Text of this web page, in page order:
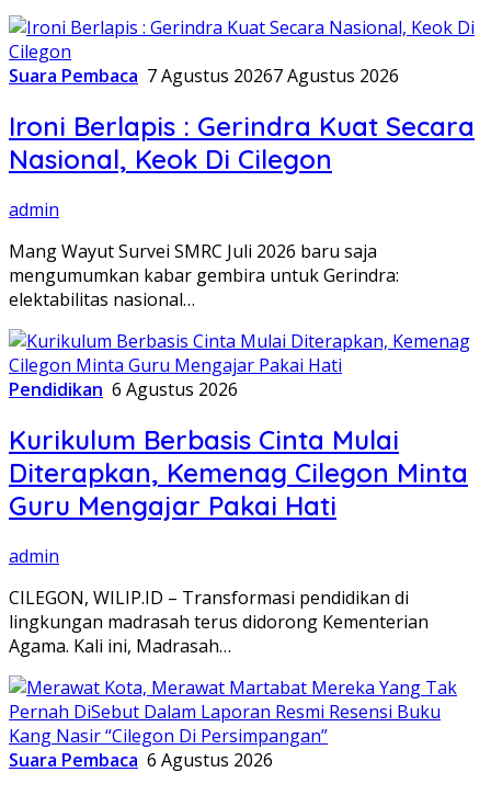
Suara Pembaca 7 Agustus 20267 Agustus 2026
Ironi Berlapis : Gerindra Kuat Secara
Nasional, Keok Di Cilegon
admin
Mang Wayut Survei SMRC Juli 2026 baru saja
mengumumkan kabar gembira untuk Gerindra:
elektabilitas nasional…
Pendidikan 6 Agustus 2026
Kurikulum Berbasis Cinta Mulai
Diterapkan, Kemenag Cilegon Minta
Guru Mengajar Pakai Hati
admin
CILEGON, WILIP.ID – Transformasi pendidikan di
lingkungan madrasah terus didorong Kementerian
Agama. Kali ini, Madrasah…
Suara Pembaca 6 Agustus 2026